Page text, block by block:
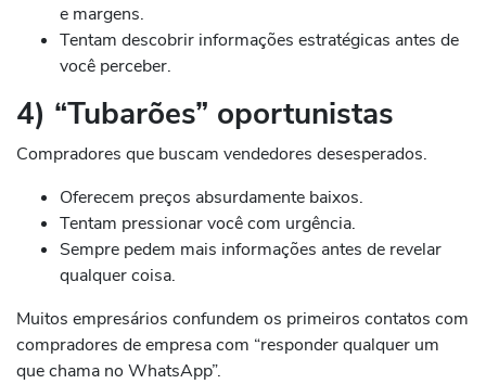
e margens.
Tentam descobrir informações estratégicas antes de
você perceber.
4) “Tubarões” oportunistas
Compradores que buscam vendedores desesperados.
Oferecem preços absurdamente baixos.
Tentam pressionar você com urgência.
Sempre pedem mais informações antes de revelar
qualquer coisa.
Muitos empresários confundem os primeiros contatos com
compradores de empresa com “responder qualquer um
que chama no WhatsApp”.